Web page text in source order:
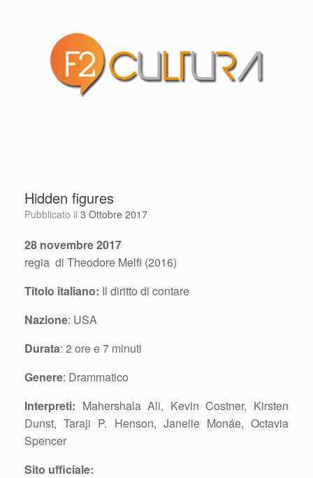
Hidden figures
Pubblicato il 3 Ottobre 2017
28 novembre 2017
regia di Theodore Melfi (2016)
Titolo italiano: Il diritto di contare
Nazione: USA
Durata: 2 ore e 7 minuti
Genere: Drammatico
Interpreti: Mahershala Ali, Kevin Costner, Kirsten
Dunst, Taraji P. Henson, Janelle Monáe, Octavia
Spencer
Sito ufficiale: